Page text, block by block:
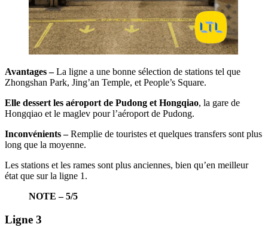
Avantages –La ligne a une bonne sélection de stations tel que
Zhongshan Park, Jing’an Temple, et People’s Square.
Elle dessert les aéroport de Pudong et Hongqiao, la gare de
Hongqiao et le maglev pour l’aéroport de Pudong.
Inconvénients –Remplie de touristes et quelques transfers sont plus
long que la moyenne.
Les stations et les rames sont plus anciennes, bien qu’en meilleur
état que sur la ligne 1.
NOTE – 5/5
Ligne 3